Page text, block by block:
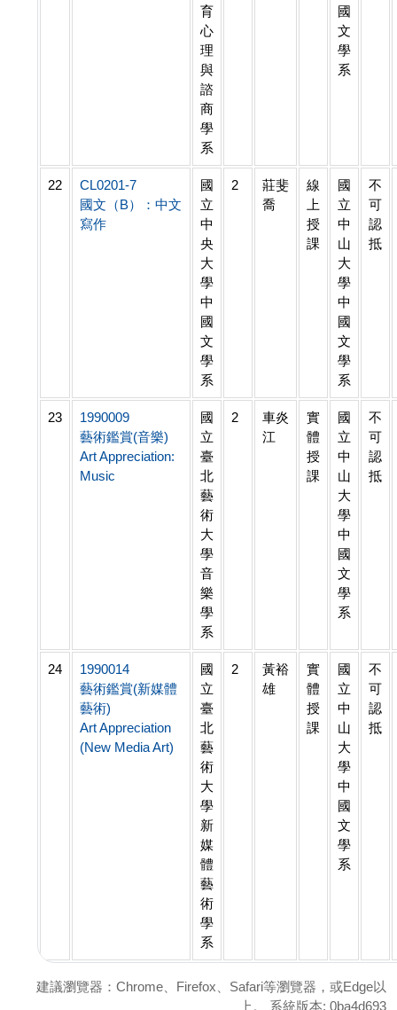
育
心
理
與
諮
商
學
系
國
文
學
系
22
CL0201-7
國文（B）：中文
寫作
國
立
中
央
大
學
中
國
文
學
系
2
莊斐
喬
線
上
授
課
國
立
中
山
大
學
中
國
文
學
系
不
可
認
抵
23
1990009
藝術鑑賞(音樂)
Art Appreciation:
Music
國
立
臺
北
藝
術
大
學
音
樂
學
系
2
車炎
江
實
體
授
課
國
立
中
山
大
學
中
國
文
學
系
不
可
認
抵
24
1990014
藝術鑑賞(新媒體
藝術)
Art Appreciation
(New Media Art)
國
立
臺
北
藝
術
大
學
新
媒
體
藝
術
學
系
2
黃裕
雄
實
體
授
課
國
立
中
山
大
學
中
國
文
學
系
不
可
認
抵
建議瀏覽器：Chrome、Firefox、Safari等瀏覽器，或Edge以
上。 系統版本: 0ba4d693